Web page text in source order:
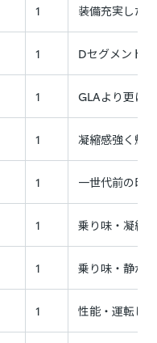
1 装備充実した
1 Dセグメント
1 GLAより更に
1 凝縮感強く魅
1 一世代前の印
1 乗り味・凝縮
1 乗り味・静か
1 性能・運転し